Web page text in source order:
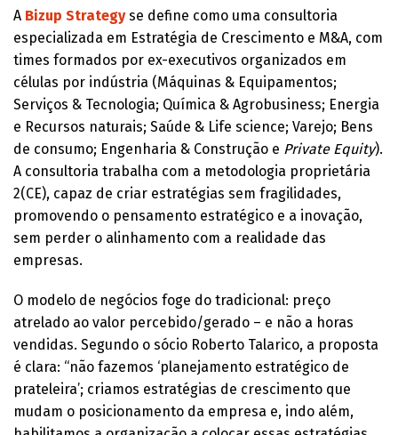
A Bizup Strategyse define como uma consultoria
especializada em Estratégia de Crescimento e M&A, com
times formados por ex-executivos organizados em
células por indústria (Máquinas & Equipamentos;
Serviços & Tecnologia; Química & Agrobusiness; Energia
e Recursos naturais; Saúde & Life science; Varejo; Bens
de consumo; Engenharia & Construção e Private Equity).
A consultoria trabalha com a metodologia proprietária
2(CE), capaz de criar estratégias sem fragilidades,
promovendo o pensamento estratégico e a inovação,
sem perder o alinhamento com a realidade das
empresas.
O modelo de negócios foge do tradicional: preço
atrelado ao valor percebido/gerado – e não a horas
vendidas. Segundo o sócio Roberto Talarico, a proposta
é clara: “não fazemos ‘planejamento estratégico de
prateleira’; criamos estratégias de crescimento que
mudam o posicionamento da empresa e, indo além,